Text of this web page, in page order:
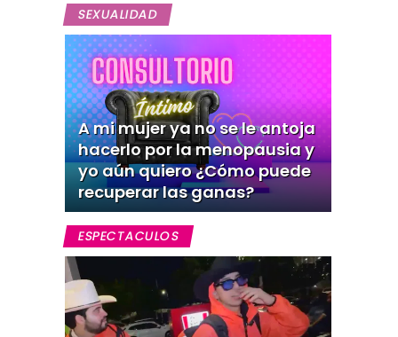
SEXUALIDAD
A mi mujer ya no se le antoja
hacerlo por la menopausia y
yo aún quiero ¿Cómo puede
recuperar las ganas?
ESPECTACULOS